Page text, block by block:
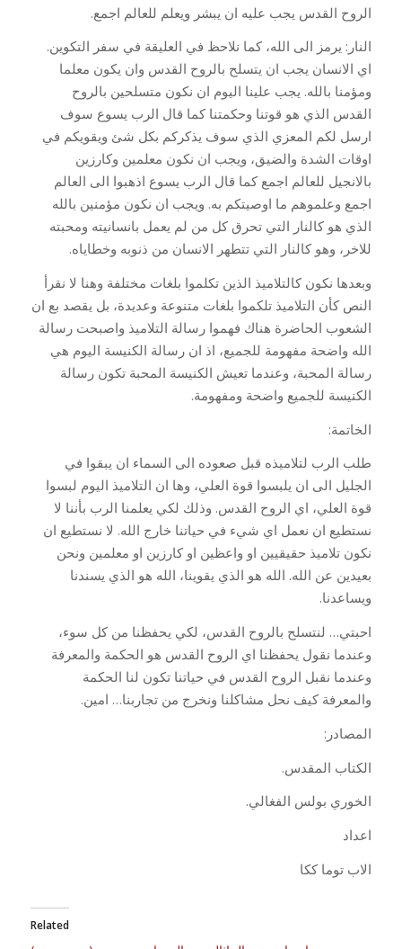
الروح القدس يجب عليه ان يبشر ويعلم للعالم اجمع.
النار: يرمز الى الله، كما نلاحظ في العليقة في سفر التكوين.
اي الانسان يجب ان يتسلح بالروح القدس وان يكون معلما
ومؤمنا بالله. يجب علينا اليوم ان نكون متسلحين بالروح
القدس الذي هو قوتنا وحكمتنا كما قال الرب يسوع سوف
ارسل لكم المعزي الذي سوف يذكركم بكل شئ ويقويكم في
اوقات الشدة والضيق، ويجب ان نكون معلمين وكارزين
بالانجيل للعالم اجمع كما قال الرب يسوع اذهبوا الى العالم
اجمع وعلموهم ما اوصيتكم به. ويجب ان نكون مؤمنين بالله
الذي هو كالنار التي تحرق كل من لم يعمل بانسانيته ومحبته
للاخر، وهو كالنار التي تتطهر الانسان من ذنوبه وخطاياه.
وبعدها نكون كالتلاميذ الذين تكلموا بلغات مختلفة وهنا لا نقرأ
النص كأن التلاميذ تلكموا بلغات متنوعة وعديدة، بل يقصد بع ان
الشعوب الحاضرة هناك فهموا رسالة التلاميذ واصبحت رسالة
الله واضحة مفهومة للجميع، اذ ان رسالة الكنيسة اليوم هي
رسالة المحبة، وعندما تعيش الكنيسة المحبة تكون رسالة
الكنيسة للجميع واضحة ومفهومة.
الخاتمة:
طلب الرب لتلاميذه قبل صعوده الى السماء ان يبقوا في
الجليل الى ان يلبسوا قوة العلي، وها ان التلاميذ اليوم لبسوا
قوة العلي، اي الروح القدس. وذلك لكي يعلمنا الرب بأننا لا
نستطيع ان نعمل اي شيء في حياتنا خارج الله. لا نستطيع ان
نكون تلاميذ حقيقيين او واعظين او كارزين او معلمين ونحن
بعيدين عن الله. الله هو الذي يقوينا، الله هو الذي يسندنا
ويساعدنا.
احبتي… لنتسلح بالروح القدس، لكي يحفظنا من كل سوء،
وعندما نقول يحفظنا اي الروح القدس هو الحكمة والمعرفة
وعندما نقبل الروح القدس في حياتنا تكون لنا الحكمة
والمعرفة كيف نحل مشاكلنا ونخرج من تجاربنا… امين.
المصادر:
الكتاب المقدس.
الخوري بولس الفغالي.
اعداد
الاب توما ككا
Related